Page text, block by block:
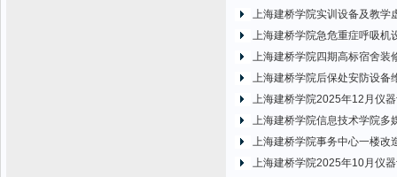
上海建桥学院实训设备及教学
上海建桥学院急危重症呼吸机
上海建桥学院四期高标宿舍装
上海建桥学院后保处安防设备
上海建桥学院2025年12月仪
上海建桥学院信息技术学院多
上海建桥学院事务中心一楼改
上海建桥学院2025年10月仪